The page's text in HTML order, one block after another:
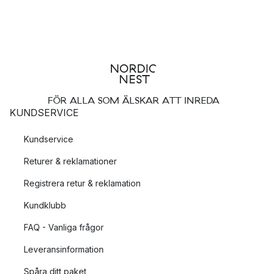
FÖR ALLA SOM ÄLSKAR ATT INREDA
KUNDSERVICE
Kundservice
Returer & reklamationer
Registrera retur & reklamation
Kundklubb
FAQ - Vanliga frågor
Leveransinformation
Spåra ditt paket